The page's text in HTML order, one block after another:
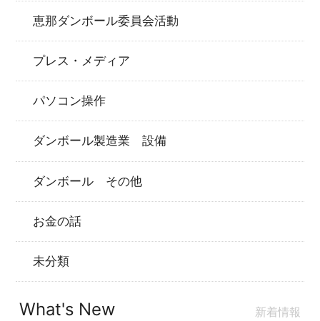
恵那ダンボール委員会活動
プレス・メディア
パソコン操作
ダンボール製造業 設備
ダンボール その他
お金の話
未分類
What's New 新着情報